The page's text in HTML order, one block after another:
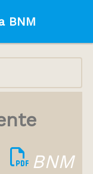
BNM
BNM